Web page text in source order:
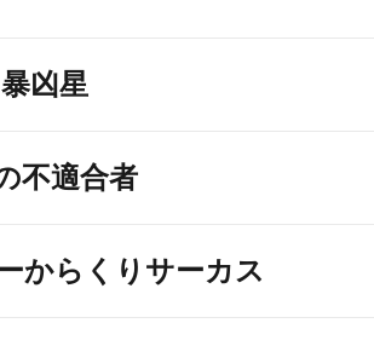
凶星
不適合者
からくりサーカス